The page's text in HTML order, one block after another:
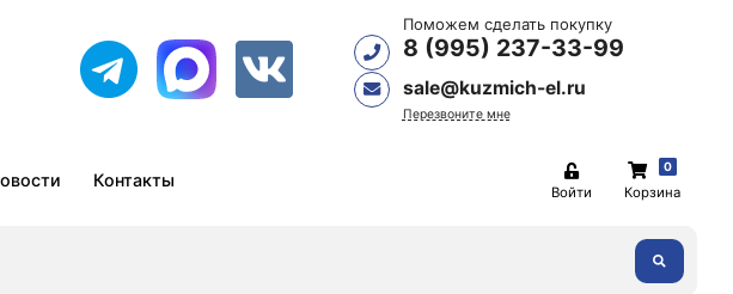
Поможем сделать покупку
8 (995) 237-33-99
sale@kuzmich-el.ru
Перезвоните мне
Контакты
Войти
0
Корзина